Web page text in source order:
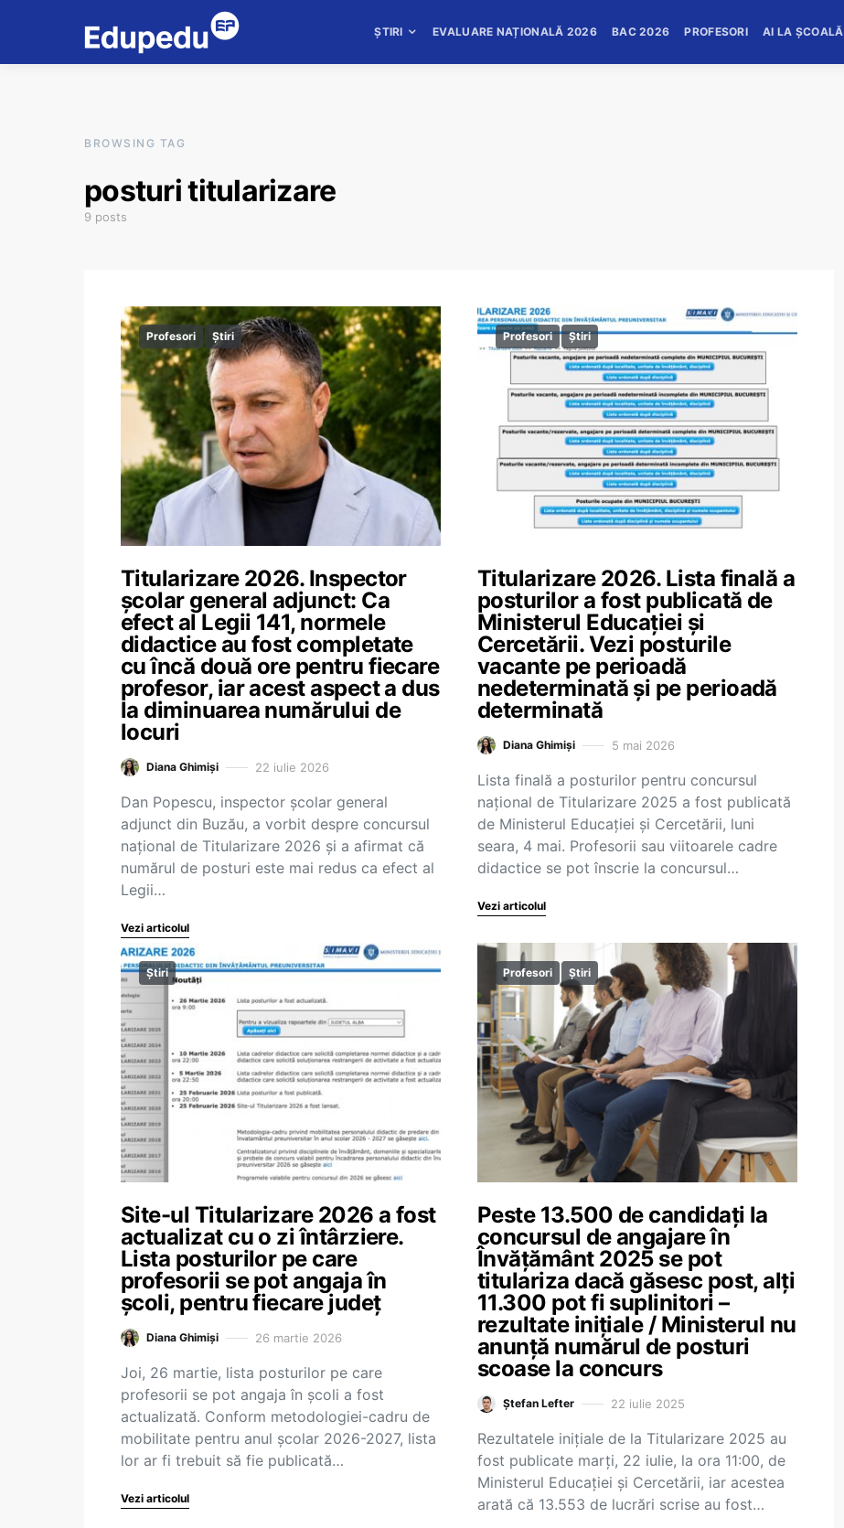
ȘTIRI EVALUARE NAȚIONALĂ 2026 BAC 2026 PROFESORI AI LA ȘCOALĂ
BROWSING TAG
posturi titularizare
9 posts
Profesori Știri
Titularizare 2026. Inspector
școlar general adjunct: Ca
efect al Legii 141, normele
didactice au fost completate
cu încă două ore pentru fiecare
profesor, iar acest aspect a dus
la diminuarea numărului de
locuri
Diana Ghimiși 22 iulie 2026
Dan Popescu, inspector școlar general
adjunct din Buzău, a vorbit despre concursul
național de Titularizare 2026 și a afirmat că
numărul de posturi este mai redus ca efect al
Legii…
Vezi articolul
Profesori Știri
Titularizare 2026. Lista finală a
posturilor a fost publicată de
Ministerul Educației și
Cercetării. Vezi posturile
vacante pe perioadă
nedeterminată și pe perioadă
determinată
Diana Ghimiși 5 mai 2026
Lista finală a posturilor pentru concursul
național de Titularizare 2025 a fost publicată
de Ministerul Educației și Cercetării, luni
seara, 4 mai. Profesorii sau viitoarele cadre
didactice se pot înscrie la concursul…
Vezi articolul
Știri
Site-ul Titularizare 2026 a fost
actualizat cu o zi întârziere.
Lista posturilor pe care
profesorii se pot angaja în
școli, pentru fiecare județ
Diana Ghimiși 26 martie 2026
Joi, 26 martie, lista posturilor pe care
profesorii se pot angaja în școli a fost
actualizată. Conform metodologiei-cadru de
mobilitate pentru anul școlar 2026-2027, lista
lor ar fi trebuit să fie publicată…
Vezi articolul
Profesori Știri
Peste 13.500 de candidați la
concursul de angajare în
Învățământ 2025 se pot
titulariza dacă găsesc post, alți
11.300 pot fi suplinitori –
rezultate inițiale / Ministerul nu
anunță numărul de posturi
scoase la concurs
Ștefan Lefter 22 iulie 2025
Rezultatele inițiale de la Titularizare 2025 au
fost publicate marți, 22 iulie, la ora 11:00, de
Ministerul Educației și Cercetării, iar acestea
arată că 13.553 de lucrări scrise au fost…